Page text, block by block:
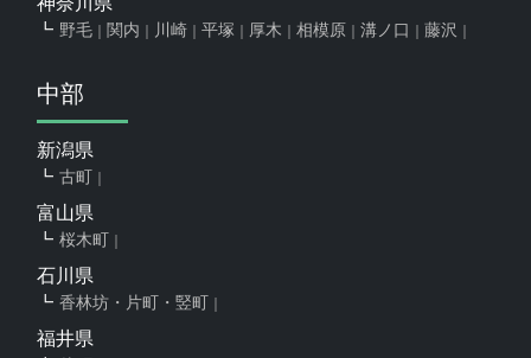
野毛 関内 川崎 平塚 厚木 相模原 溝ノ口 藤沢
中部
新潟県
古町
富山県
桜木町
石川県
香林坊・片町・竪町
福井県